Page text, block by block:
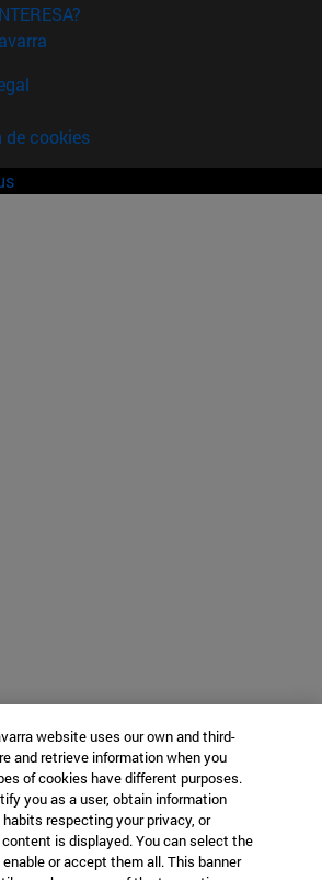
de cookies
website uses our own and third-
and retrieve information when you
of cookies have different purposes.
you as a user, obtain information
respecting your privacy, or
is displayed. You can select the
or accept them all. This banner